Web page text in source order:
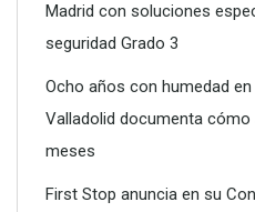
Madrid con soluciones
seguridad Grado 3
Ocho años con humedad
Valladolid documenta
meses
First Stop anuncia en su